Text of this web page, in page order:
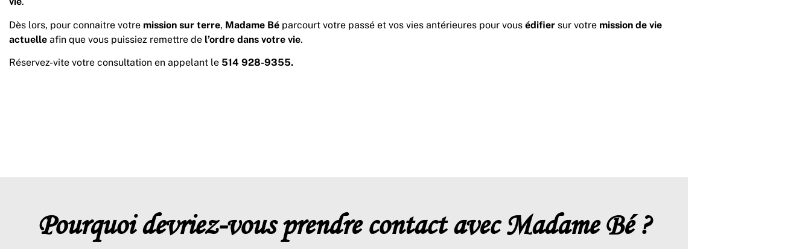
Dès lors, pour connaitre votre mission sur terre, Madame Bé parcourt votre passé et vos vies antérieures pour vous édifier sur votre mission de vie
actuelle afin que vous puissiez remettre de l’ordre dans votre vie.
Réservez-vite votre consultation en appelant le 514 928-9355.
Pourquoi devriez-vous prendre contact avec Madame Bé ?